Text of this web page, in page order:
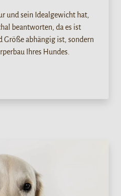
und sein Idealgewicht hat,
beantworten, da es ist
Größe abhängig ist, sondern
Ihres Hundes.